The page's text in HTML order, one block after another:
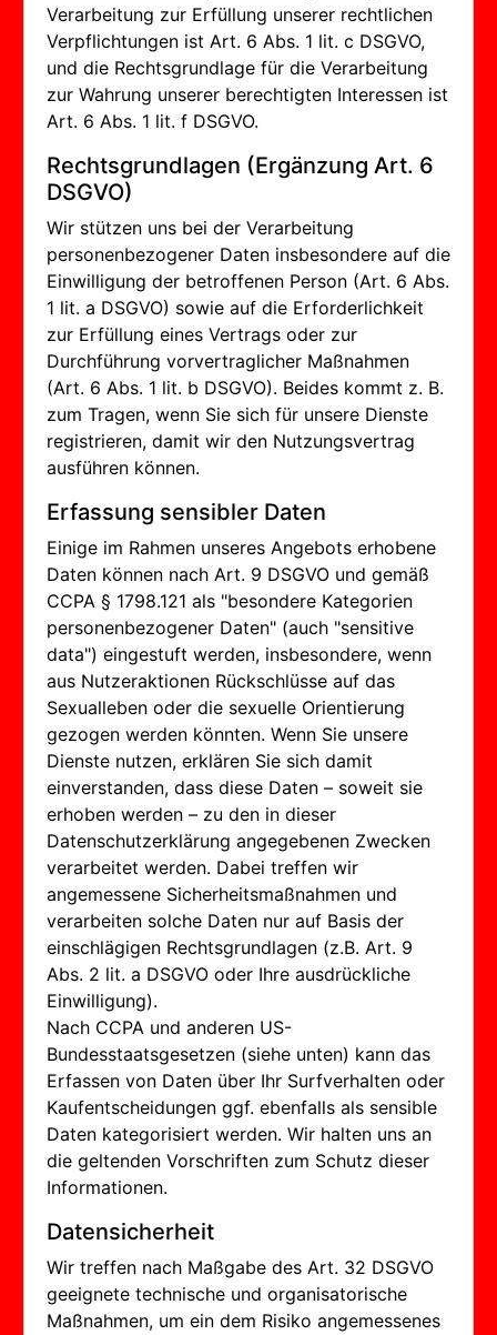
Verarbeitung zur Erfüllung unserer rechtlichen
Verpflichtungen ist Art. 6 Abs. 1 lit. c DSGVO,
und die Rechtsgrundlage für die Verarbeitung
zur Wahrung unserer berechtigten Interessen ist
Art. 6 Abs. 1 lit. f DSGVO.
Rechtsgrundlagen (Ergänzung Art. 6
DSGVO)
Wir stützen uns bei der Verarbeitung
personenbezogener Daten insbesondere auf die
Einwilligung der betroffenen Person (Art. 6 Abs.
1 lit. a DSGVO) sowie auf die Erforderlichkeit
zur Erfüllung eines Vertrags oder zur
Durchführung vorvertraglicher Maßnahmen
(Art. 6 Abs. 1 lit. b DSGVO). Beides kommt z. B.
zum Tragen, wenn Sie sich für unsere Dienste
registrieren, damit wir den Nutzungsvertrag
ausführen können.
Erfassung sensibler Daten
Einige im Rahmen unseres Angebots erhobene
Daten können nach Art. 9 DSGVO und gemäß
CCPA § 1798.121 als "besondere Kategorien
personenbezogener Daten" (auch "sensitive
data") eingestuft werden, insbesondere, wenn
aus Nutzeraktionen Rückschlüsse auf das
Sexualleben oder die sexuelle Orientierung
gezogen werden könnten. Wenn Sie unsere
Dienste nutzen, erklären Sie sich damit
einverstanden, dass diese Daten – soweit sie
erhoben werden – zu den in dieser
Datenschutzerklärung angegebenen Zwecken
verarbeitet werden. Dabei treffen wir
angemessene Sicherheitsmaßnahmen und
verarbeiten solche Daten nur auf Basis der
einschlägigen Rechtsgrundlagen (z.B. Art. 9
Abs. 2 lit. a DSGVO oder Ihre ausdrückliche
Einwilligung).
Nach CCPA und anderen US-
Bundesstaatsgesetzen (siehe unten) kann das
Erfassen von Daten über Ihr Surfverhalten oder
Kaufentscheidungen ggf. ebenfalls als sensible
Daten kategorisiert werden. Wir halten uns an
die geltenden Vorschriften zum Schutz dieser
Informationen.
Datensicherheit
Wir treffen nach Maßgabe des Art. 32 DSGVO
geeignete technische und organisatorische
Maßnahmen, um ein dem Risiko angemessenes